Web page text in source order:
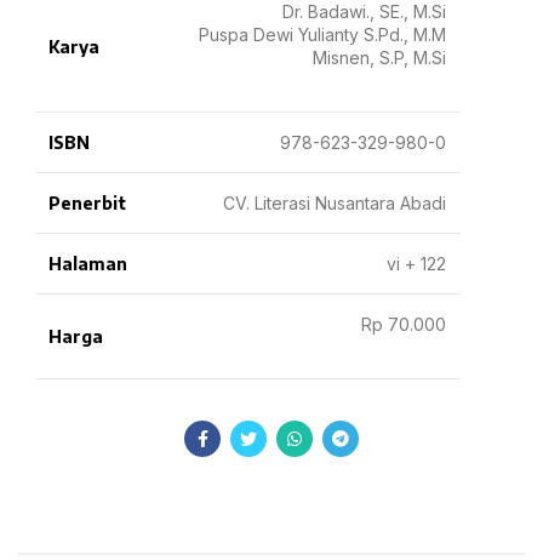
Karya
Dr. Badawi., SE., M.Si
Puspa Dewi Yulianty S.Pd., M.M
Misnen, S.P, M.Si
ISBN 978-623-329-980-0
Penerbit CV. Literasi Nusantara Abadi
Halaman vi + 122
Harga
Rp 70.000